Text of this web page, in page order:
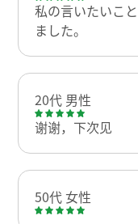
私の言いたいこ
ました。
20代 男性
谢谢，下次见
50代 女性